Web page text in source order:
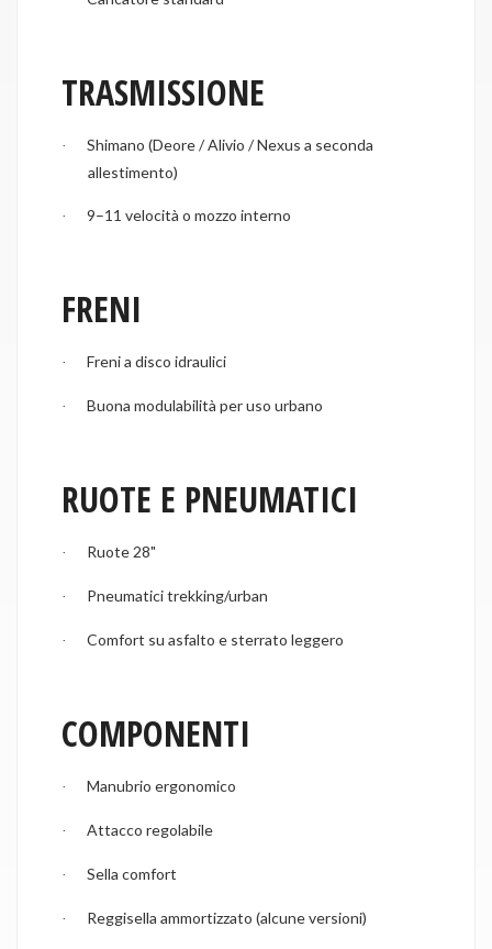
TRASMISSIONE
·
Shimano (Deore / Alivio / Nexus a seconda
allestimento)
· 9–11 velocità o mozzo interno
FRENI
· Freni a disco idraulici
· Buona modulabilità per uso urbano
RUOTE E PNEUMATICI
· Ruote 28"
· Pneumatici trekking/urban
· Comfort su asfalto e sterrato leggero
COMPONENTI
· Manubrio ergonomico
· Attacco regolabile
· Sella comfort
· Reggisella ammortizzato (alcune versioni)